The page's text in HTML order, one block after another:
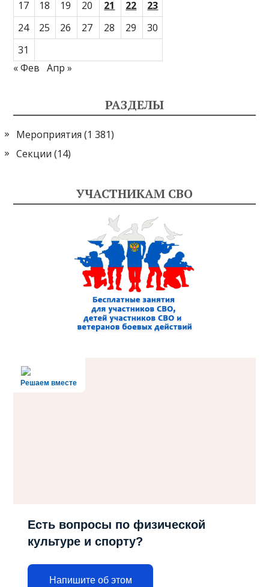
17 18 19 20 21 22
23
24
25 26 27 28 29
30
31
« Фев
Апр »
РАЗДЕЛЫ
Мероприятия (1 381)
Секции (14)
УЧАСТНИКАМ СВО
Решаем вместе
Есть вопросы по физической
культуре и спорту?
Напишите об этом